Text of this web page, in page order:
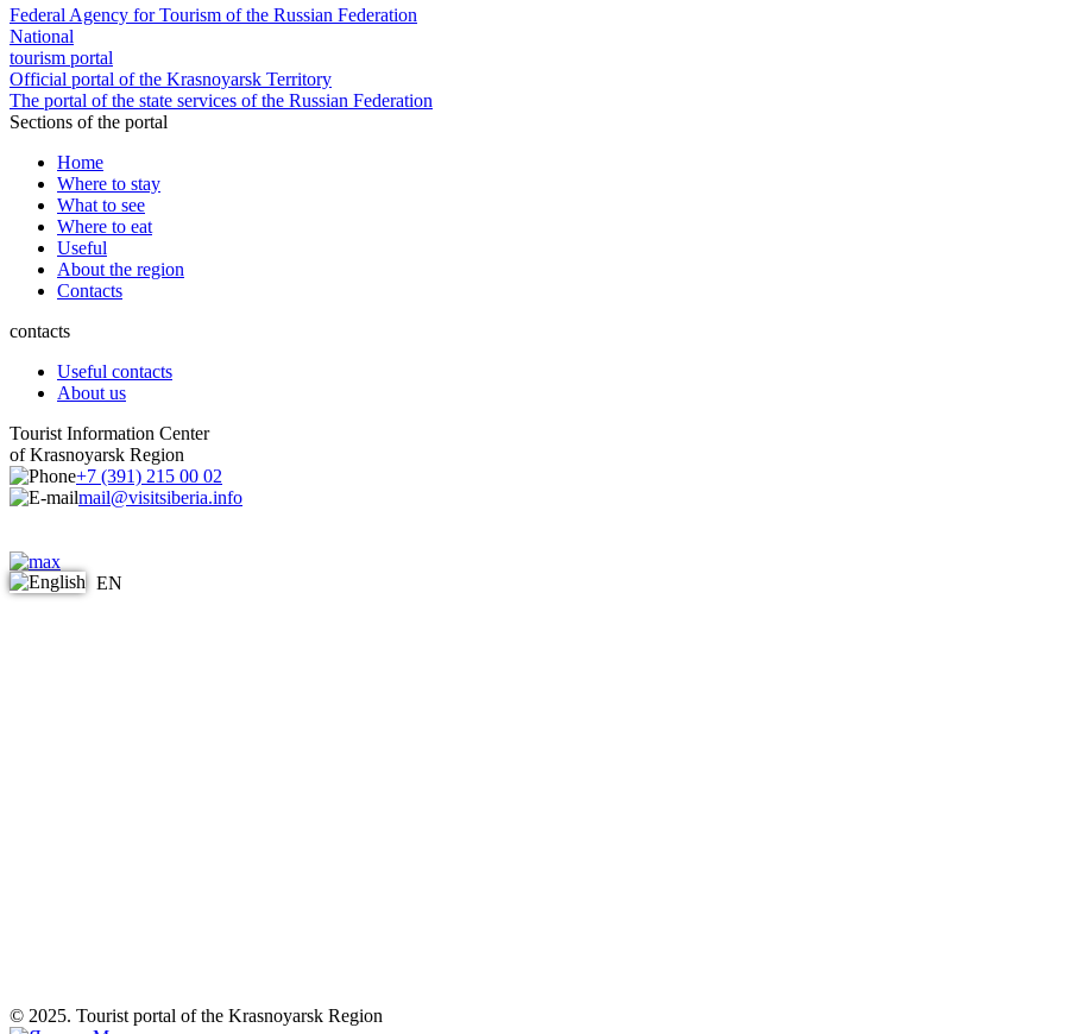
Federal Agency for Tourism of the Russian Federation
National
tourism portal
Official portal of the Krasnoyarsk Territory
The portal of the state services of the Russian Federation
Sections of the portal
Home
Where to stay
What to see
Where to eat
Useful
About the region
Contacts
contacts
Useful contacts
About us
Tourist Information Center
of Krasnoyarsk Region
+7 (391) 215 00 02
mail@visitsiberia.info
EN
© 2025. Tourist portal of the Krasnoyarsk Region